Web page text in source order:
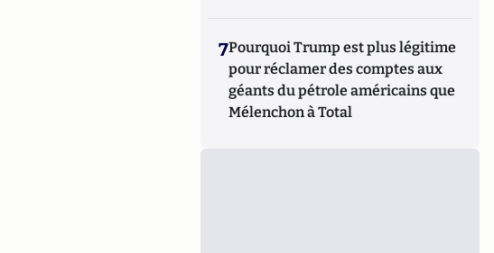
7Pourquoi Trump est plus légitime
pour réclamer des comptes aux
géants du pétrole américains que
Mélenchon à Total